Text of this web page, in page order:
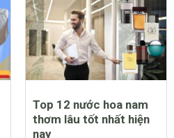
Top 12 nước hoa nam
thơm lâu tốt nhất hiện
nay